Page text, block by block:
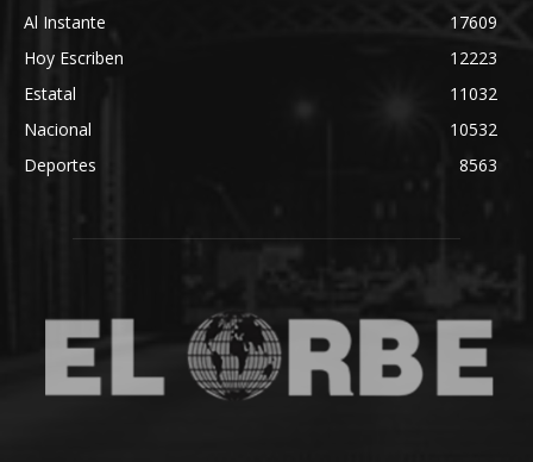
Al Instante
17609
Hoy Escriben
12223
Estatal
11032
Nacional
10532
Deportes
8563